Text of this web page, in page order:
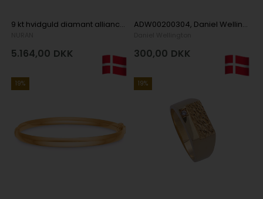
9 kt hvidguld diamant alliance ring, fra Classic serien med 1 stk 0,04 ct diamanter Wesselton / SI
5.164,00 DKK
ADW00200304, Daniel Wellington Lænke Evergold 14 mm G Lænke
300,00 DKK
19% 19%